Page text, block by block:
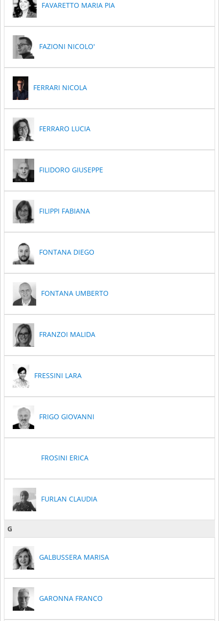
FAVARETTO MARIA PIA
FAZIONI NICOLO'
FERRARI NICOLA
FERRARO LUCIA
FILIDORO GIUSEPPE
FILIPPI FABIANA
FONTANA DIEGO
FONTANA UMBERTO
FRANZOI MALIDA
FRESSINI LARA
FRIGO GIOVANNI
FROSINI ERICA
FURLAN CLAUDIA
G
GALBUSSERA MARISA
GARONNA FRANCO